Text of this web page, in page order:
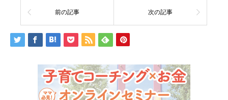
前の記事 次の記事